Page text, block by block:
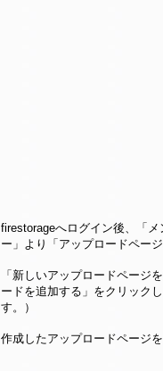
firestorageへログイン後、「
ー」より「アップロードページ
「新しいアップロードページ
ードを追加する」をクリック
す。）
作成したアップロードページを